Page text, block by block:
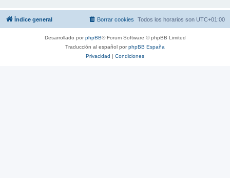
Índice general Todos los horarios son UTC+01:00
Borrar cookies
Desarrollado porphpBB® Forum Software © phpBB Limited
Traducción al español porphpBB España
Privacidad | Condiciones